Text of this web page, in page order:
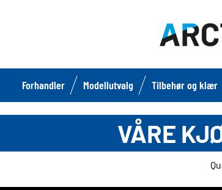
Forhandler Modellutvalg Tilbehør og klær
VÅRE